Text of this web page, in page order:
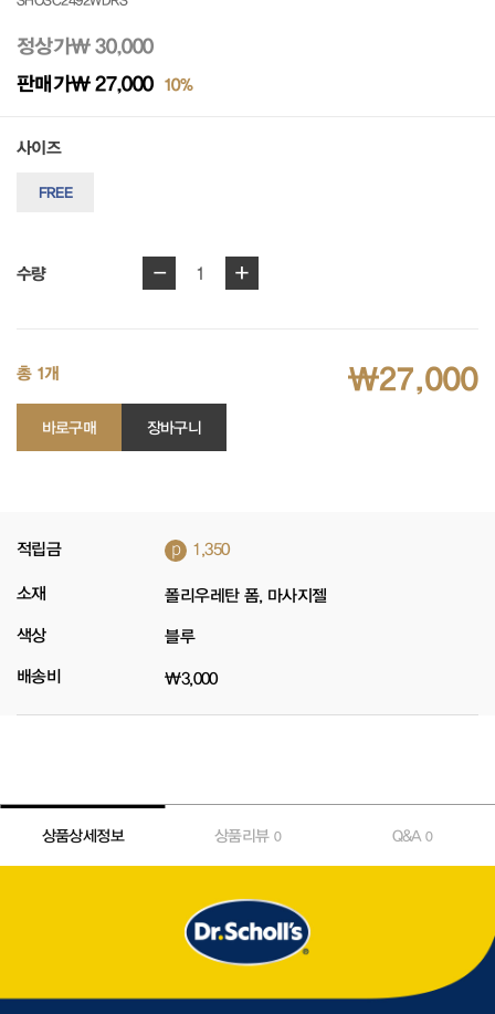
정상가₩ 30,000
판매가₩ 27,000 10%
사이즈
FREE
수량 - 1 +
총 1개 ₩27,000
바로구매 장바구니
적립금 p 1,350
소재 폴리우레탄 폼, 마사지젤
색상 블루
배송비 ₩3,000
상품상세정보 상품리뷰 0 Q&A0